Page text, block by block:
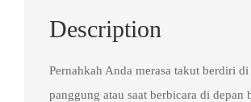
Description
Pernahkah Anda merasa takut berdiri di
panggung atau saat berbicara di depan